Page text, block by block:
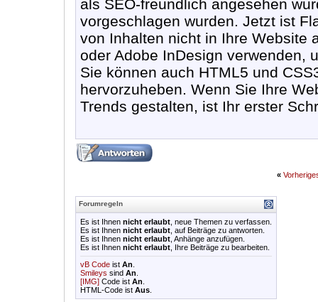
als SEO-freundlich angesehen
vorgeschlagen wurden. Jetzt ist
von Inhalten nicht in Ihre Website
oder Adobe InDesign verwenden,
Sie können auch HTML5 und
hervorzuheben. Wenn Sie Ihre
Trends gestalten, ist Ihr erster
«
Forumregeln
Es ist Ihnen nicht erlaubt , neue Themen zu verfassen.
Es ist Ihnen nicht erlaubt , auf Beiträge zu antworten.
Es ist Ihnen nicht erlaubt , Anhänge anzufügen.
Es ist Ihnen nicht erlaubt , Ihre Beiträge zu bearbeiten.
vB Code ist An
Smileys sind An
[IMG] Code ist An
HTML-Code ist Aus